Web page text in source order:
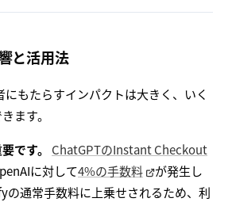
と活用法
にもたらすインパクトは大きく、いく
ます。
です。
ChatGPTのInstant Checkout
に対して4%の手数料
が発生し
の通常手数料に上乗せされるため、利